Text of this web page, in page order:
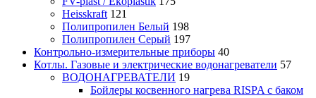
Heisskraft 121
Полипропилен Белый 198
Полипропилен Серый 197
Контрольно-измерительные приборы 40
Котлы. Газовые и электрические водонагреватели 57
ВОДОНАГРЕВАТЕЛИ 19
Бойлеры косвенного нагрева RISPA с баком